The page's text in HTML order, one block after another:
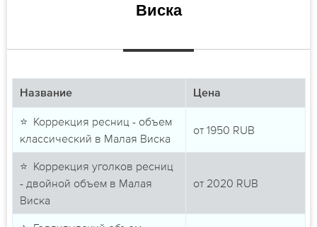
Виска
Название Цена
⭐ Коррекция ресниц - объем
классический в Малая Виска
от 1950 RUB
⭐ Коррекция уголков ресниц
- двойной объем в Малая
Виска
от 2020 RUB